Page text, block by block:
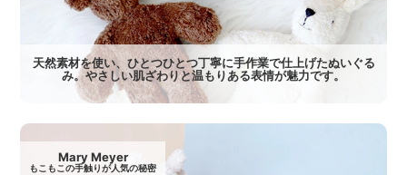
天然素材を使い、ひとつひとつ丁寧に手作業で仕上げたぬいぐる
み。やさしい肌ざわりと温もりある表情が魅力です。
Mary Meyer
もこもこの手触りが人気の秘密